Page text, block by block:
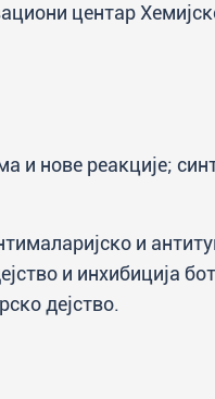
центар
и нове реакције;
и
и инхибиција
дејство.